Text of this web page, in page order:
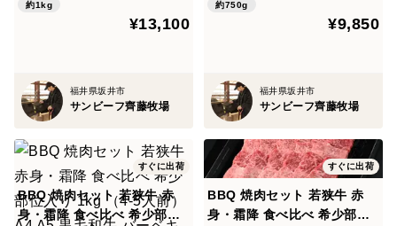
せグルメ 赤身 ヘルシー 【夏
約1kg
¥13,100
福井県坂井市
サンビーフ齊藤牧場
り寄せグルメ 赤身 ヘルシー
約750g
¥9,850
福井県坂井市
サンビーフ齊藤牧場
すぐに出荷
BBQ 焼肉セット 若狭牛 赤
身・霜降 食べ比べ 希少部位
すぐに出荷
BBQ 焼肉セット 若狭牛 赤
身・霜降 食べ比べ 希少部位